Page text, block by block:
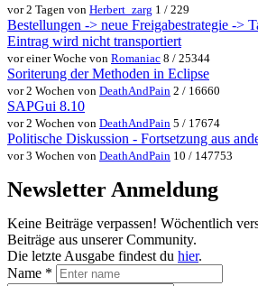
vor 2 Tagen von Herbert_zarg 1 / 229
Bestellungen -> neue Freigabestrategie ->
Eintrag wird nicht transportiert
vor einer Woche von Romaniac 8 / 25344
Soriterung der Methoden in Eclipse
vor 2 Wochen von DeathAndPain 2 / 16660
SAPGui 8.10
vor 2 Wochen von DeathAndPain 5 / 17674
Politische Diskussion - Fortsetzung aus
vor 3 Wochen von DeathAndPain 10 / 147753
Newsletter Anmeldung
Keine Beiträge verpassen! Wöchentlich
Beiträge aus unserer Community.
Die letzte Ausgabe findest du hier.
Name *